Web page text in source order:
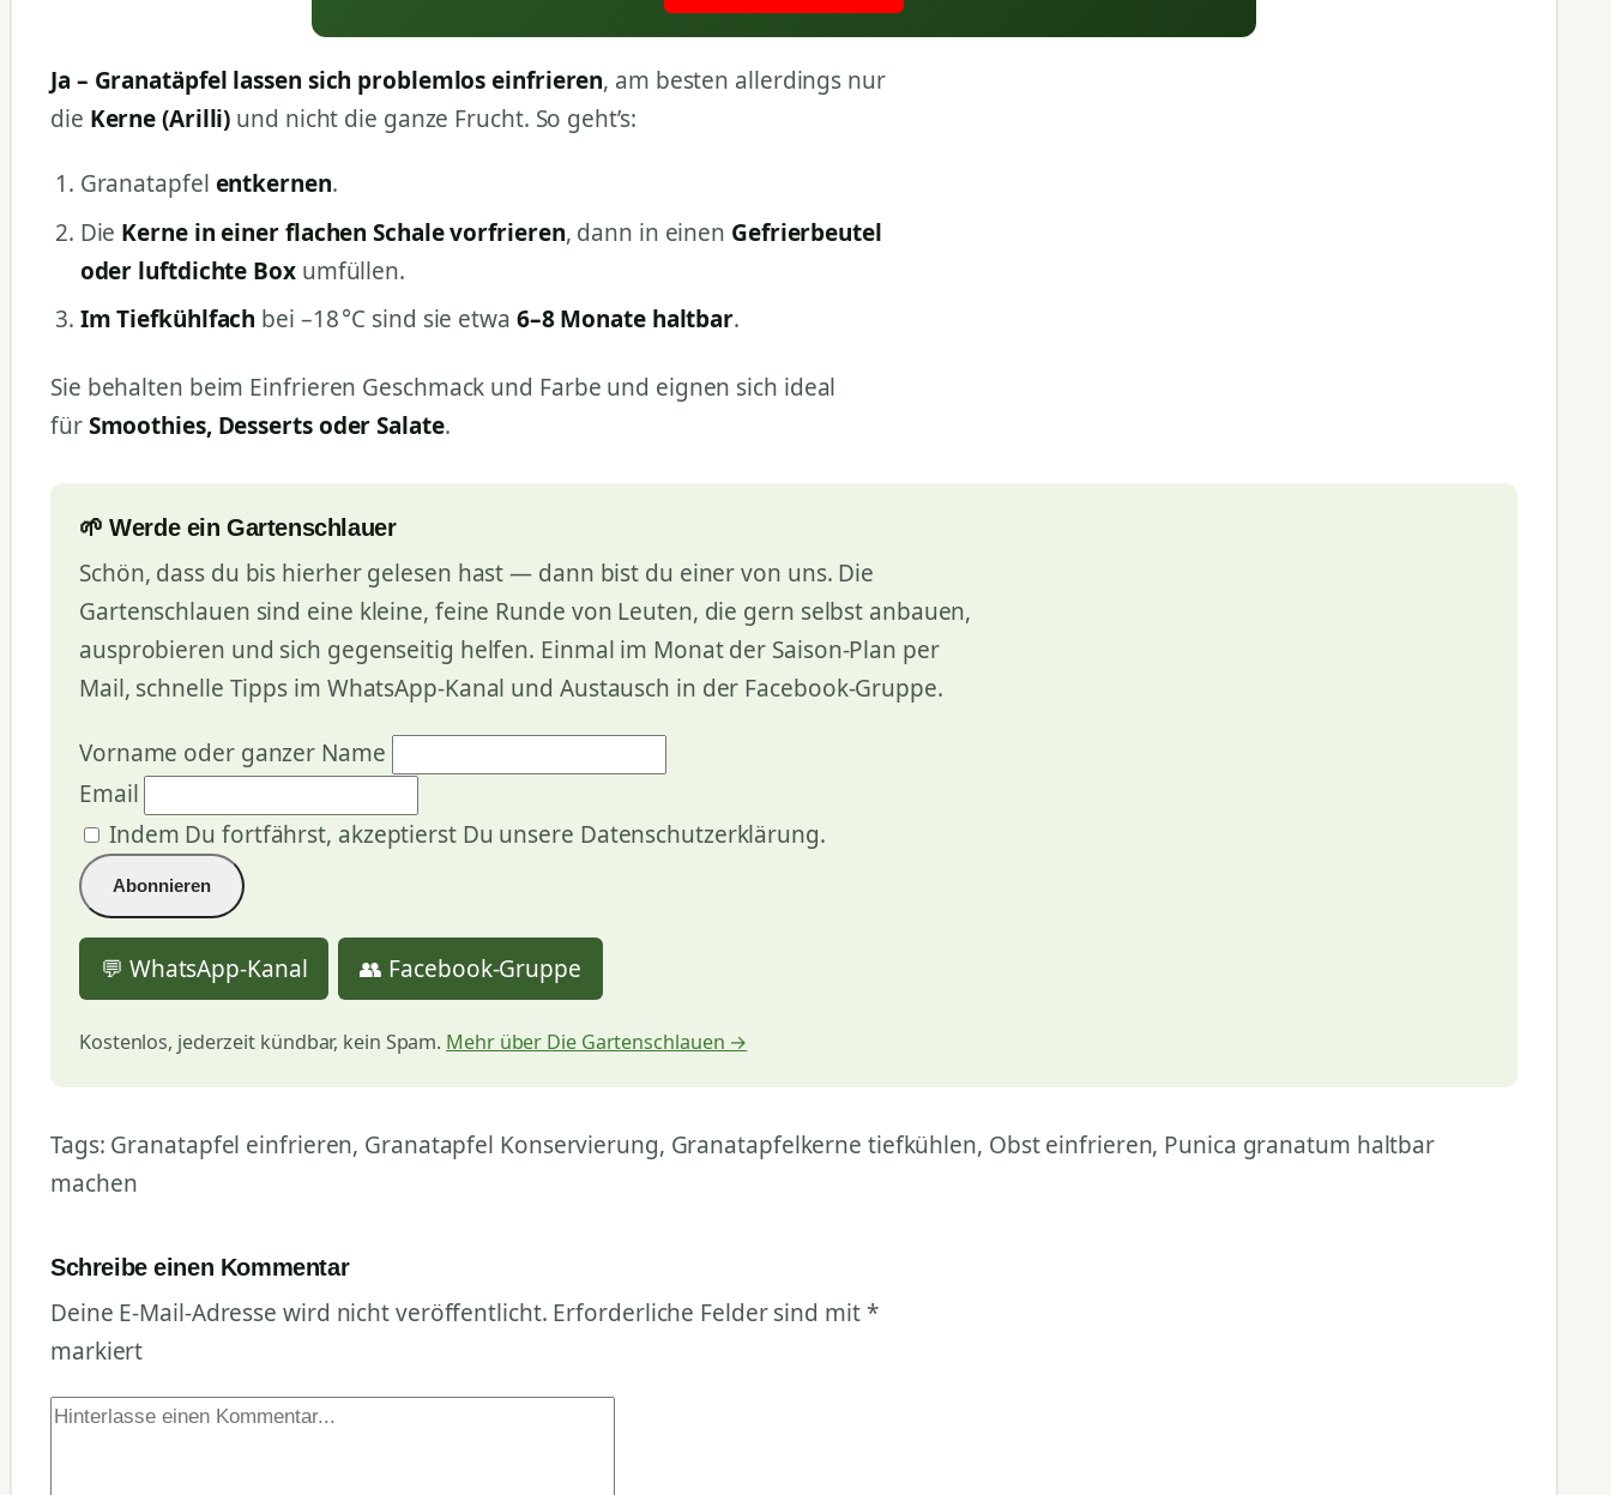
Ja – Granatäpfel lassen sich problemlos einfrieren, am besten allerdings nur
die Kerne (Arilli) und nicht die ganze Frucht. So geht’s:
Granatapfel entkernen.
Die Kerne in einer flachen Schale vorfrieren, dann in einen Gefrierbeutel
oder luftdichte Boxumfüllen.
Im Tiefkühlfach bei –18 °C sind sie etwa 6–8 Monate haltbar.
Sie behalten beim Einfrieren Geschmack und Farbe und eignen sich ideal
fürSmoothies, Desserts oder Salate.
🌱 Werde ein Gartenschlauer
Schön, dass du bis hierher gelesen hast — dann bist du einer von uns. Die
Gartenschlauen sind eine kleine, feine Runde von Leuten, die gern selbst anbauen,
ausprobieren und sich gegenseitig helfen. Einmal im Monat der Saison-Plan per
Mail, schnelle Tipps im WhatsApp-Kanal und Austausch in der Facebook-Gruppe.
Vorname oder ganzer Name
Email
Indem Du fortfährst, akzeptierst Du unsere Datenschutzerklärung.
💬 WhatsApp-Kanal 👥 Facebook-Gruppe
Kostenlos, jederzeit kündbar, kein Spam. Mehr über Die Gartenschlauen →
Tags: Granatapfel einfrieren, Granatapfel Konservierung, Granatapfelkerne tiefkühlen, Obst einfrieren, Punica granatum haltbar
machen
Schreibe einen Kommentar
Deine E-Mail-Adresse wird nicht veröffentlicht. Erforderliche Felder sind mit *
markiert